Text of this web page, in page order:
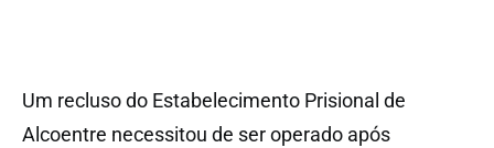
Um recluso do Estabelecimento Prisional de
Alcoentre necessitou de ser operado após